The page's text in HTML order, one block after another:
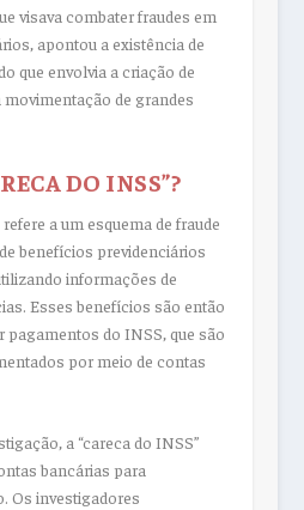
visava combater fraudes em
apontou a existência de
que envolvia a criação de
de grandes
DO INSS”?
a um esquema de fraude
benefícios previdenciários
informações de
Esses benefícios são então
pagamentos do INSS, que são
por meio de contas
a “careca do INSS”
bancárias para
Os investigadores